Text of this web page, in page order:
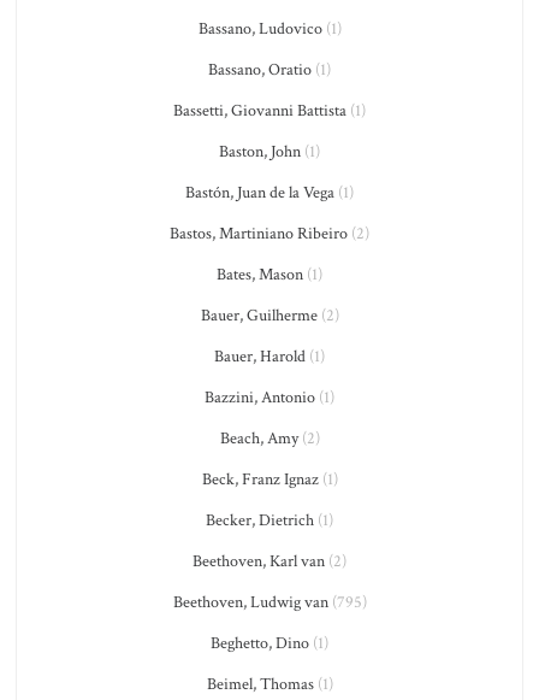
Bassano, Ludovico(1)
Bassano, Oratio (1)
Bassetti, Giovanni Battista (1)
Baston, John (1)
Bastón, Juan de la Vega (1)
Bastos, Martiniano Ribeiro (2)
Bates, Mason (1)
Bauer, Guilherme(2)
Bauer, Harold (1)
Bazzini, Antonio (1)
Beach, Amy(2)
Beck, Franz Ignaz(1)
Becker, Dietrich (1)
Beethoven, Karl van (2)
Beethoven, Ludwig van(795)
Beghetto, Dino (1)
Beimel, Thomas(1)